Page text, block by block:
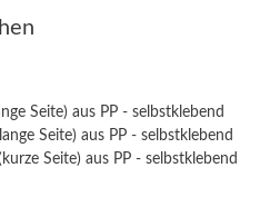
Seite) aus PP - selbstklebend
Seite) aus PP - selbstklebend
Seite) aus PP - selbstklebend